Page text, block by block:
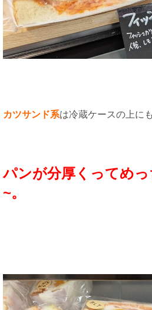
カツサンド系は冷蔵ケースの上にも
パンが分厚くってめっ
~。